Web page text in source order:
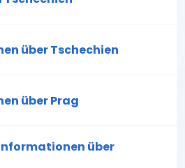
über Tschechien
über Prag
über